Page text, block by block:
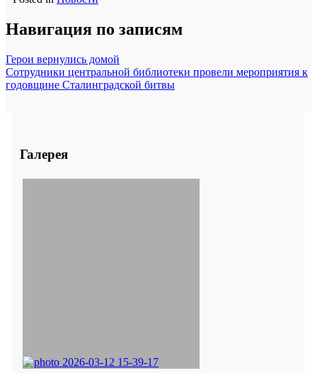
Навигация по записям
Герои вернулись домой
Сотрудники центральной библиотеки провели мероприятия к
годовщине Сталинградской битвы
Галерея